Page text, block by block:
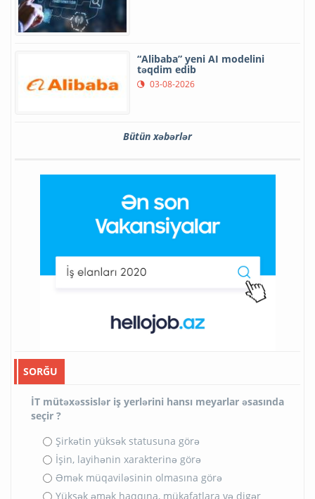
“Alibaba” yeni AI modelini
təqdim edib
03-08-2026
Bütün xəbərlər
SORĞU
İT mütəxəssislər iş yerlərini hansı meyarlar əsasında
seçir ?
Şirkətin yüksək statusuna görə
İşin, layihənin xarakterinə görə
Əmək müqaviləsinin olmasına görə
Yüksək əmək haqqına, mükafatlara və digər